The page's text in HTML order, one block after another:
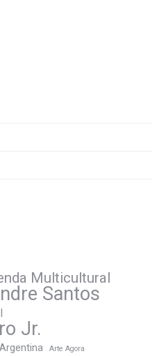
Multicultural
Santos
Jr.
Argentina Arte Agora